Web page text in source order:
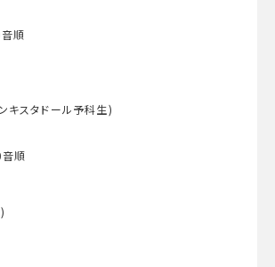
音順
キスタドール予科生)
音順